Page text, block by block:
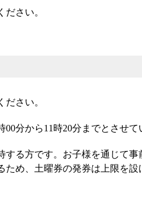
さい。
さい。
分から11時20分までとさせて
る方です。お子様を通じて事
め、土曜券の発券は上限を